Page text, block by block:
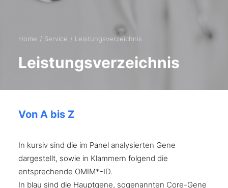
Home Service Leistungsverzeichnis
Leistungsverzeichnis
Von A bis Z
In kursiv sind die im Panel analysierten Gene
dargestellt, sowie in Klammern folgend die
entsprechende OMIM*-ID.
In blau sind die Hauptgene, sogenannten Core-Gene